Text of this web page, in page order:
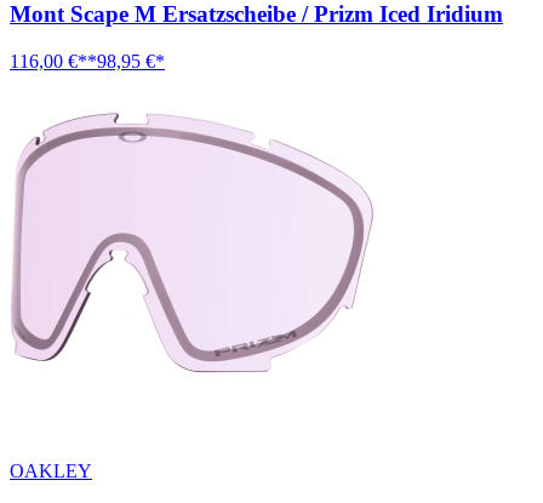
Mont Scape M Ersatzscheibe / Prizm Iced Iridium
116,00 €**98,95 €*
OAKLEY